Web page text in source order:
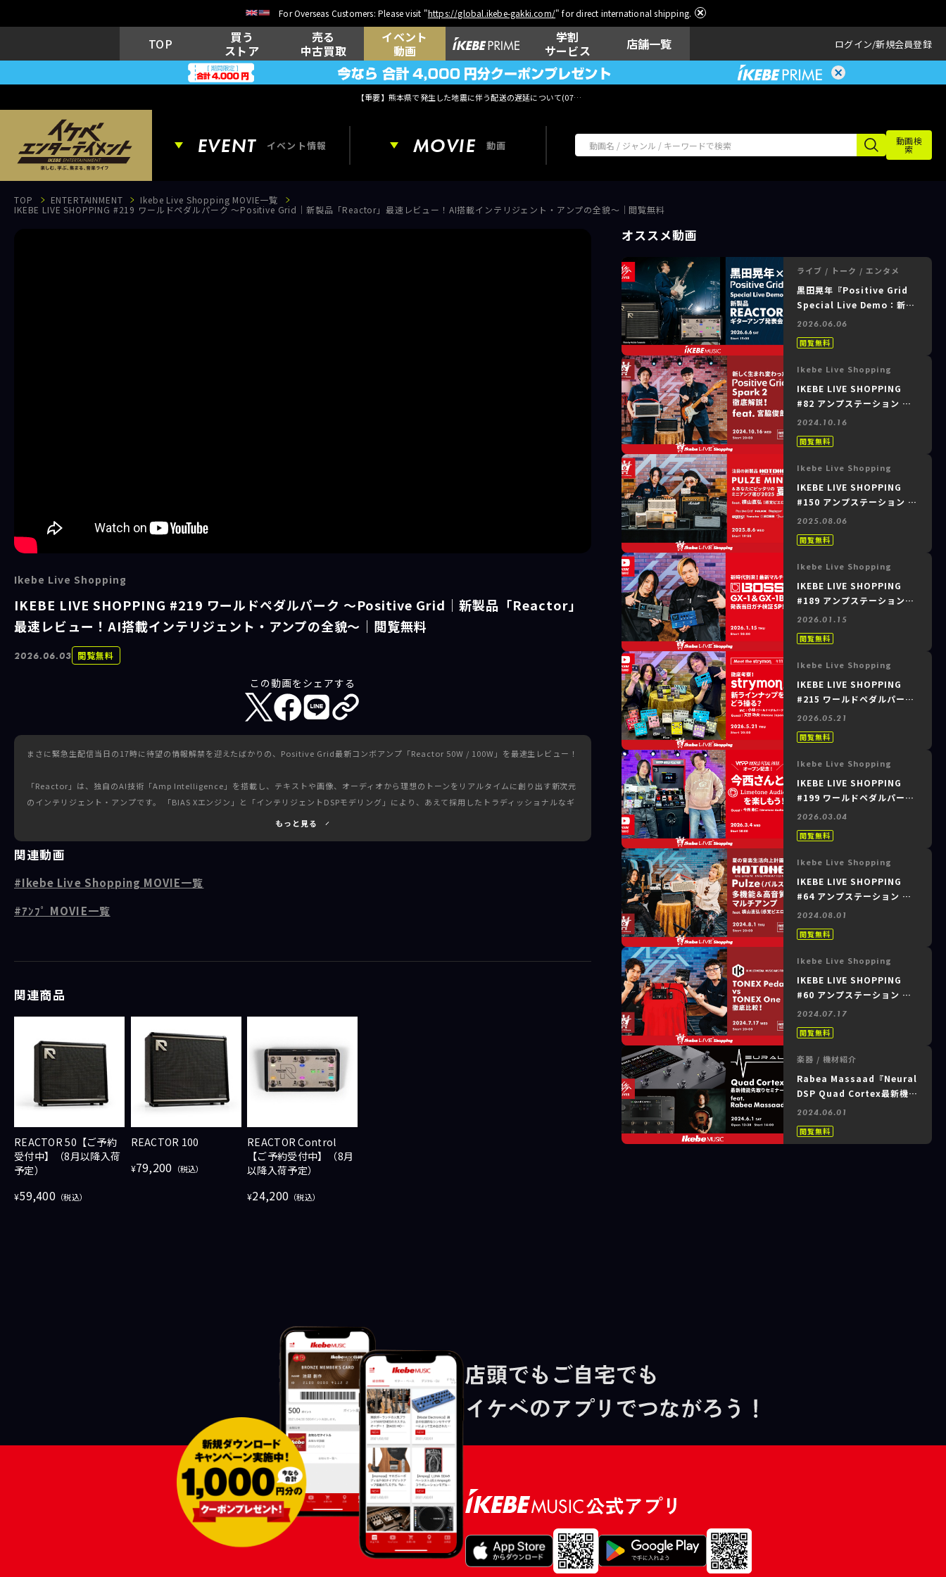
For Overseas Customers: Please visit "https://global.ikebe-gakki.com/" for direct international shipping.
TOP
買う
ストア
売る
中古買取
イベント
動画
学割
サービス
店舗一覧 ログイン 新規会員登録
【重要】熊本県で発生した地震に伴う配送の遅延について(07月29日
EVENT イベント情報 MOVIE 動画 動画検
索
TOP ENTERTAINMENT
Ikebe Live Shopping MOVIE一覧
IKEBE LIVE SHOPPING #219 ワールドペダルパーク ～Positive Grid｜新製品「Reactor」最速レビュー！AI搭載インテリジェント・アンプの全貌～｜閲覧無料
Ikebe Live Shopping
IKEBE LIVE SHOPPING #219 ワールドペダルパーク ～Positive Grid｜新製品「Reactor」
最速レビュー！AI搭載インテリジェント・アンプの全貌～｜閲覧無料
2026.06.03 閲覧無料
この動画をシェアする
まさに緊急生配信当日の17時に待望の情報解禁を迎えたばかりの、Positive Grid最新コンボアンプ「Reactor 50W / 100W」を最速生レビュー！
「Reactor」は、独自のAI技術「Amp Intelligence」を搭載し、テキストや画像、オーディオから理想のトーンをリアルタイムに創り出す新次元
のインテリジェント・アンプです。 「BIAS Xエンジン」と「インテリジェントDSPモデリング」により、あえて採用したトラディッショナルなギ
ターキャビがもたらす真空管アンプのような極上のダイナミクスや、1Wから最大出力を選択できる実用性の高さなど、スペックシートだけでは語
底解説。最新AIテクノロジーと屈強なハードウェアが融合した次世代機の実力を、ぜひ配信でお確かめください。
----------------------------------------------------
GO HARA（Positive Grid スペシャリスト）
もっと見る
関連動画
Ikebe Live Shopping MOVIE一覧
ｱﾝﾌﾟ MOVIE一覧
関連商品
REACTOR 50【ご予約
受付中】（8月以降入荷
予定）
¥59,400（税込）
REACTOR 100
¥79,200 （税込）
REACTOR Control
【ご予約受付中】（8月
以降入荷予定）
¥24,200 （税込）
オススメ動画
ライブ / トーク / エンタメ
黒田晃年『Positive Grid
Special Live Demo：新製
品REACTOR・ギターアンプ
2026.06.06
閲覧無料
Ikebe Live Shopping
IKEBE LIVE SHOPPING
#82 アンプステーション ～
新しく生まれ変わった
宮脇俊郎～
2024.10.16
閲覧無料
Ikebe Live Shopping
IKEBE LIVE SHOPPING
#150 アンプステーション ～
注目の新製品「PULZE
のミニアンプ選び2025夏
2025.08.06
閲覧無料
Ikebe Live Shopping
IKEBE LIVE SHOPPING
#189 アンプステーション＆
グランディベース東京 ～
ルチ GX-1 & GX-1B 発表当
2026.01.15
閲覧無料
Ikebe Live Shopping
IKEBE LIVE SHOPPING
#215 ワールドペダルパーク
～徹底考察！strymon新ラ
Canoga / Fairfax /
2026.05.21
閲覧無料
Ikebe Live Shopping
IKEBE LIVE SHOPPING
#199 ワールドペダルパーク
～OPEN記念！今西さんと
う！～
2026.03.04
閲覧無料
Ikebe Live Shopping
IKEBE LIVE SHOPPING
#64 アンプステーション ～
Guest : 横山直弘（感覚ピエ
画！HOTONE Pulze（パル
2024.08.01
閲覧無料
Ikebe Live Shopping
IKEBE LIVE SHOPPING
#60 アンプステーション ～
IK Multimedia TONEX
底比較！～
2024.07.17
閲覧無料
楽器 / 機材紹介
Rabea Massaad『Neural
DSP Quad Cortex最新機能
先取りセミナー』
2024.06.01
閲覧無料